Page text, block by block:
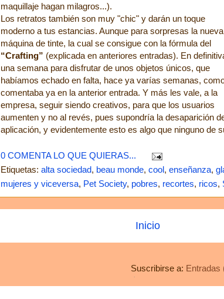
maquillaje hagan milagros...).
Los retratos también son muy "chic" y darán un toque
moderno a tus estancias. Aunque para sorpresas la nueva
máquina de tinte, la cual se consigue con la fórmula del
“Crafting” (explicada en anteriores entradas). En
una semana para disfrutar de unos objetos únicos, que
habíamos echado en falta, hace ya varías semanas,
comentaba ya en la anterior entrada. Y más les vale, a la
empresa, seguir siendo creativos, para que los usuarios
aumenten y no al revés, pues supondría la desaparición
aplicación, y evidentemente esto es algo que ninguno de
0 COMENTA LO QUE QUIERAS...
Etiquetas: alta sociedad, beau monde, cool, enseñanza,
mujeres y viceversa, Pet Society, pobres, recortes, ricos,
Inicio
Suscribirse a: Entradas